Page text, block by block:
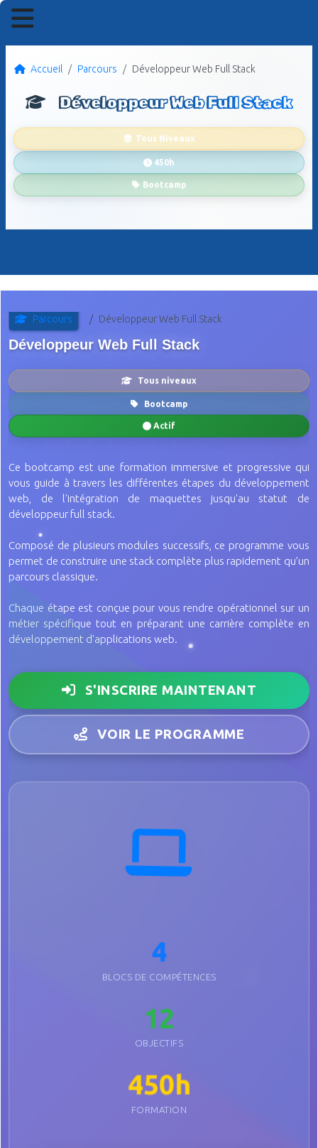
Accueil Parcours Développeur Web Full Stack
Développeur Web Full Stack
Tous Niveaux
450h
Bootcamp
Parcours Développeur Web Full Stack
Développeur Web Full Stack
Tous niveaux
Bootcamp
Actif
Ce bootcamp est une formation immersive et progressive qui
vous guide à travers les différentes étapes du développement
web, de l'intégration de maquettes jusqu'au statut de
développeur full stack.
Composé de plusieurs modules successifs, ce programme vous
permet de construire une stack complète plus rapidement qu’un
parcours classique.
Chaque étape est conçue pour vous rendre opérationnel sur un
métier spécifique tout en préparant une carrière complète en
développement d'applications web.
S'INSCRIRE MAINTENANT
VOIR LE PROGRAMME
4
BLOCS DE COMPÉTENCES
12
OBJECTIFS
450h
FORMATION